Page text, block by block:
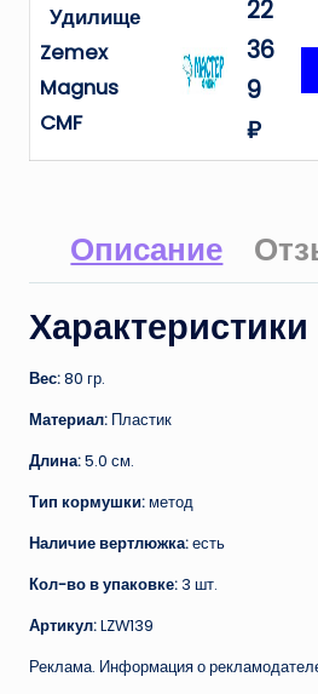
Удилище
Zemex
Magnus
CMF
22
36
9
₽
Описание
Характеристики
Вес:80 гр.
Материал: Пластик
Длина:5.0 см.
Тип кормушки:метод
Наличие вертлюжка:есть
Кол-во в упаковке: 3 шт.
Артикул:LZW139
Реклама. Информация о